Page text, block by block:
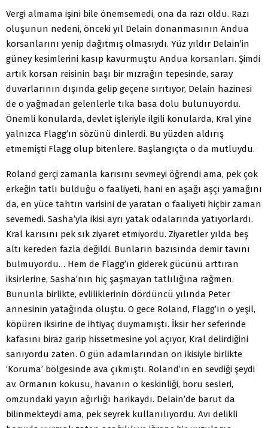
Vergi almama işini bile önemsemedi, ona da razı oldu. Razı
oluşunun nedeni, önceki yıl Delain donanmasının Andua
korsanlarını yenip dağıtmış olmasıydı. Yüz yıldır Delain’in
güney kesimlerini kasıp kavurmuştu Andua korsanları. Şimdi
artık korsan reisinin başı bir mızrağın tepesinde, saray
duvarlarının dışında gelip geçene sırıtıyor, Delain hazinesi
de o yağmadan gelenlerle tıka basa dolu bulunuyordu.
Önemli konularda, devlet işleriyle ilgili konularda, Kral yine
yalnızca Flagg’ın sözünü dinlerdi. Bu yüzden aldırış
etmemişti Flagg olup bitenlere. Başlangıçta o da mutluydu.
Roland gerçi zamanla karısını sevmeyi öğrendi ama, pek çok
erkeğin tatlı bulduğu o faaliyeti, hani en aşağı aşçı yamağını
da, en yüce tahtın varisini de yaratan o faaliyeti hiçbir zaman
sevemedi. Sasha’yla ikisi ayrı yatak odalarında yatıyorlardı.
Kral karısını pek sık ziyaret etmiyordu. Ziyaretler yılda beş
altı kereden fazla değildi. Bunların bazısında demir tavını
bulmuyordu… Hem de Flagg’ın giderek gücünü arttıran
iksirlerine, Sasha’nın hiç şaşmayan tatlılığına rağmen.
Bununla birlikte, evliliklerinin dördüncü yılında Peter
annesinin yatağında oluştu. O gece Roland, Flagg’ın o yeşil,
köpüren iksirine de ihtiyaç duymamıştı. İksir her seferinde
kafasını biraz garip hissetmesine yol açıyor, Kral delirdiğini
sanıyordu zaten. O gün adamlarından on ikisiyle birlikte
‘Koruma’ bölgesinde ava çıkmıştı. Roland’ın en sevdiği şeydi
av. Ormanın kokusu, havanın o keskinliği, boru sesleri,
omzundaki yayın ağırlığı harikaydı. Delain’de barut da
bilinmekteydi ama, pek seyrek kullanılıyordu. Avı delikli